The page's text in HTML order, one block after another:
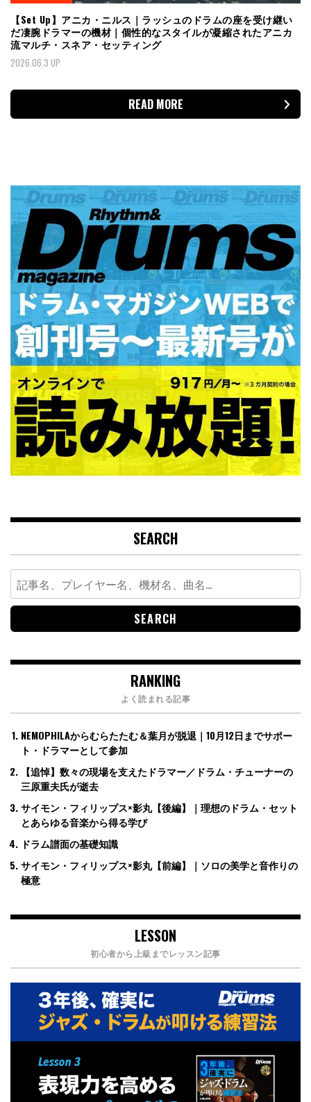
【Set Up】アニカ・ニルス｜ラッシュのドラムの座を受け継い
だ凄腕ドラマーの機材｜個性的なスタイルが凝縮されたアニカ
流マルチ・スネア・セッティング
2026.06.3 UP
READ MORE
SEARCH
Search
for:
RANKING
よく読まれる記事
NEMOPHILAからむらたたむ＆葉月が脱退｜10月12日までサポー
ト・ドラマーとして参加
【追悼】数々の現場を支えたドラマー／ドラム・チューナーの
三原重夫氏が逝去
サイモン・フィリップス×影丸【後編】｜理想のドラム・セット
とあらゆる音楽から得る学び
ドラム譜面の基礎知識
サイモン・フィリップス×影丸【前編】｜ソロの美学と音作りの
極意
LESSON
初心者から上級までレッスン記事